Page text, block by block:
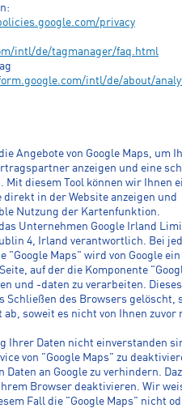
privacy
intl/de/tagmanager/faq.html
intl/de/about/
Angebote von Google Maps, um
anzeigen und eine
Mit diesem Tool können wir Ihnen
in der Website anzeigen und
Nutzung der Kartenfunktion.
Unternehmen Google Irland
4, Irland verantwortlich. Bei
"Google Maps" wird von Google
auf der die Komponente
und -daten zu verarbeiten.
Schließen des Browsers gelöscht,
soweit es nicht von Ihnen zuvor
Ihrer Daten nicht einverstanden
von "Google Maps" zu
Daten an Google zu verhindern.
Browser deaktivieren. Wir
Fall die "Google Maps" nicht